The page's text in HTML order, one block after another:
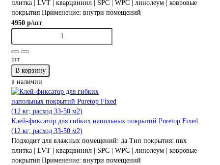
плитка | LVT | кварцвинил | SPC | WPC | линолеум | ковровые
покрытия Применение: внутри помещений
4950 р/шт
шт
В корзину
в наличии
Клей-фиксатор для гибких напольных покрытий Puretop Fixed
(12 кг; расход 33-50 м2)
Подходит для влажных помещений: да Тип покрытия: пвх
плитка | LVT | кварцвинил | SPC | WPC | линолеум | ковровые
покрытия Применение: внутри помещений